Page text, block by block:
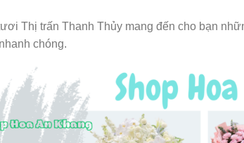
Thị trấn Thanh Thủy mang đến cho bạn
chóng.